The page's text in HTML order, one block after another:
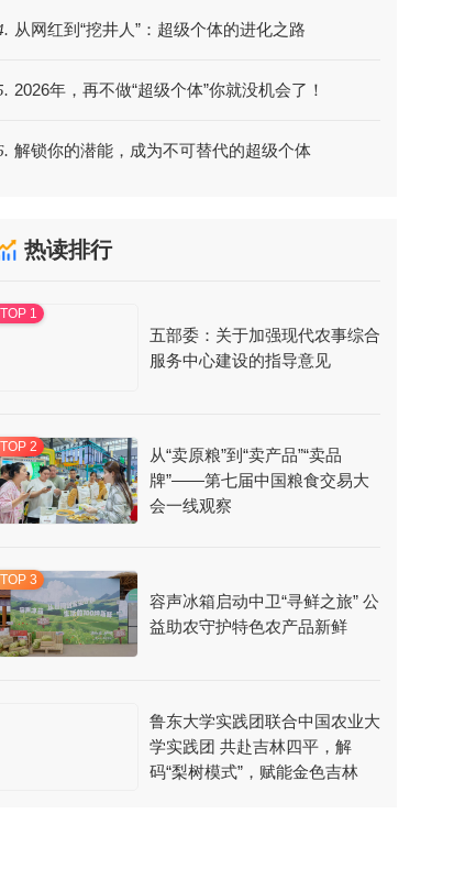
从网红到“挖井人”：超级个体的进化之路
2026年，再不做“超级个体”你就没机会了！
解锁你的潜能，成为不可替代的超级个体
热读排行
五部委：关于加强现代农事综合
服务中心建设的指导意见
从“卖原粮”到“卖产品”“卖品
牌”——第七届中国粮食交易大
会一线观察
容声冰箱启动中卫“寻鲜之旅” 公
益助农守护特色农产品新鲜
鲁东大学实践团联合中国农业大
学实践团 共赴吉林四平，解
码“梨树模式”，赋能金色吉林